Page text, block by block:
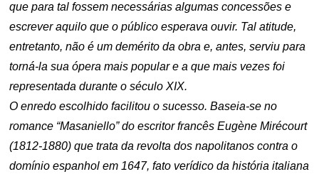
que para tal fossem necessárias algumas concessões e
escrever aquilo que o público esperava ouvir. Tal atitude,
entretanto, não é um demérito da obra e, antes, serviu para
torná-la sua ópera mais popular e a que mais vezes foi
representada durante o século XIX.
O enredo escolhido facilitou o sucesso. Baseia-se no
romance “Masaniello” do escritor francês Eugène Mirécourt
(1812-1880) que trata da revolta dos napolitanos contra o
domínio espanhol em 1647, fato verídico da história italiana